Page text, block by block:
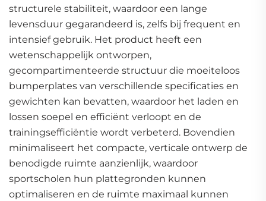
structurele stabiliteit, waardoor een lange
levensduur gegarandeerd is, zelfs bij frequent en
intensief gebruik. Het product heeft een
wetenschappelijk ontworpen,
gecompartimenteerde structuur die moeiteloos
bumperplates van verschillende specificaties en
gewichten kan bevatten, waardoor het laden en
lossen soepel en efficiënt verloopt en de
trainingsefficiëntie wordt verbeterd. Bovendien
minimaliseert het compacte, verticale ontwerp de
benodigde ruimte aanzienlijk, waardoor
sportscholen hun plattegronden kunnen
optimaliseren en de ruimte maximaal kunnen